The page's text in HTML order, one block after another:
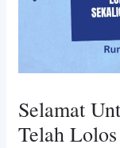
Selamat
Telah